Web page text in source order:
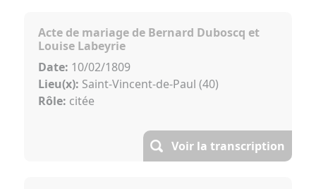
Acte de mariage de Bernard Duboscq et
Louise Labeyrie
Date: 10/02/1809
Lieu(x): Saint-Vincent-de-Paul (40)
Rôle: citée
Voir la transcription